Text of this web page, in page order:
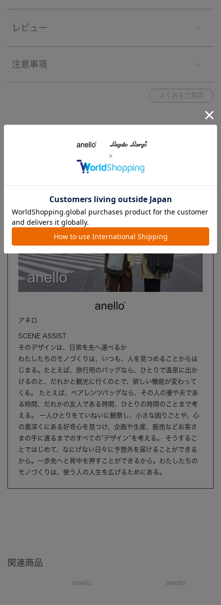
レビュー
注意事項
よくあるご質問
アネロ
SCENE ASSIST
そのデザインは、日常を先へ運べるか
わたしたちのモノづくりは、いつも、人を見つめることからは
じまる。たとえば、旅行用のバッグなら、ひとりで温泉に出か
けるのと、だれかと観光に行くのとで、欲しい機能が変わって
くる。 たとえば、ペアレンツバッグなら、その人の妻や夫であ
る時間、だれかの友人である時間、ひとりの時間のことまで考
える。 一人ひとりをていねいに観察し、小さな困りごとや、心
の奥深くにある好奇心を見つけ、企画や生産、販売などお客さ
まの手に渡るまでのすべての”デザイン”を考える。 そうするこ
とではじめて、なにげない日々に予想外を届けることができる
から。一歩先へと背中を押すことができるから。わたしたちの
モノづくりは、使う人の人生を広げるためにある。
関連商品